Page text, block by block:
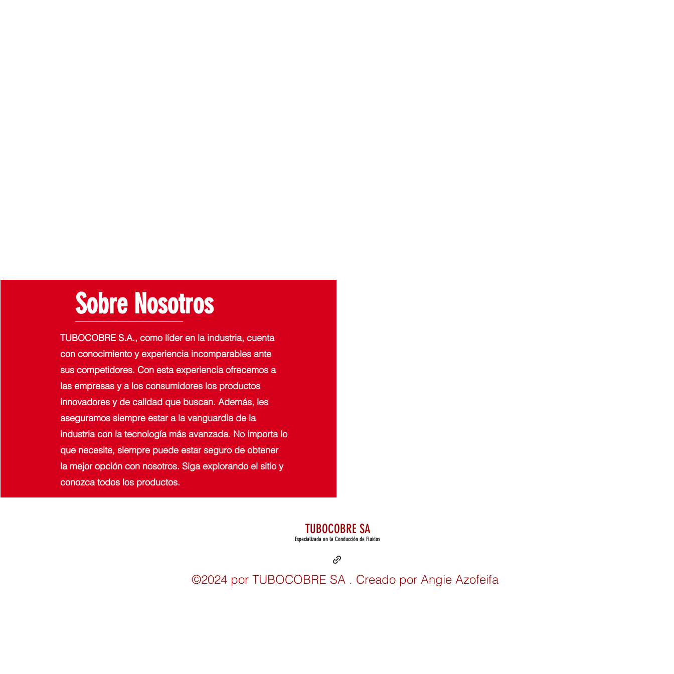
Sobre Nosotros
TUBOCOBRE S.A., como líder en la industria, cuenta
con conocimiento y experiencia incomparables ante
sus competidores. Con esta experiencia ofrecemos a
las empresas y a los consumidores los productos
innovadores y de calidad que buscan. Además, les
aseguramos siempre estar a la vanguardia de la
industria con la tecnología más avanzada. No importa lo
que necesite, siempre puede estar seguro de obtener
la mejor opción con nosotros. Siga explorando el sitio y
conozca todos los productos.
TUBOCOBRE SA
Especializada en la Conducción de Fluidos
©2024 por TUBOCOBRE SA . Creado por Angie Azofeifa